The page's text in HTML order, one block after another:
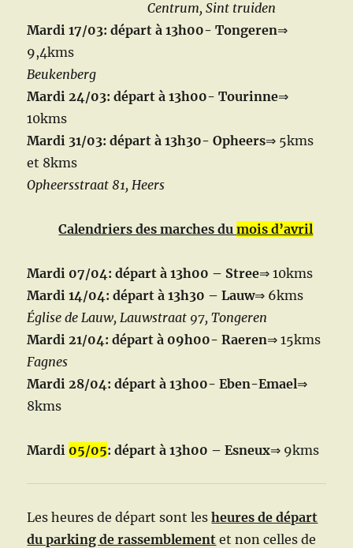
Centrum, Sint truiden
Mardi 17/03: départ à 13h00- Tongeren⇒
9,4kms
Beukenberg
Mardi 24/03: départ à 13h00- Tourinne⇒
10kms
Mardi 31/03: départ à 13h30- Opheers⇒ 5kms
et 8kms
Opheersstraat 81, Heers
Calendriers des marches dumois d’avril
Mardi 07/04: départ à 13h00 – Stree⇒ 10kms
Mardi 14/04: départ à 13h30 – Lauw⇒ 6kms
Église de Lauw, Lauwstraat 97, Tongeren
Mardi 21/04: départ à 09h00- Raeren⇒ 15kms
Fagnes
Mardi 28/04: départ à 13h00- Eben-Emael⇒
8kms
Mardi 05/05: départ à 13h00 – Esneux⇒ 9kms
Les heures de départ sont lesheures de départ
du parking de rassemblement et non celles de